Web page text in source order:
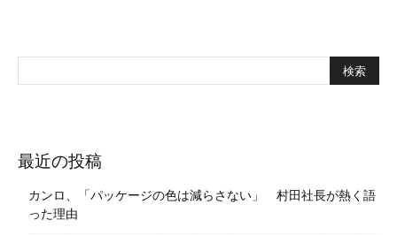
最近の投稿
カンロ、「パッケージの色は減らさない」 村田社長が熱く語
った理由